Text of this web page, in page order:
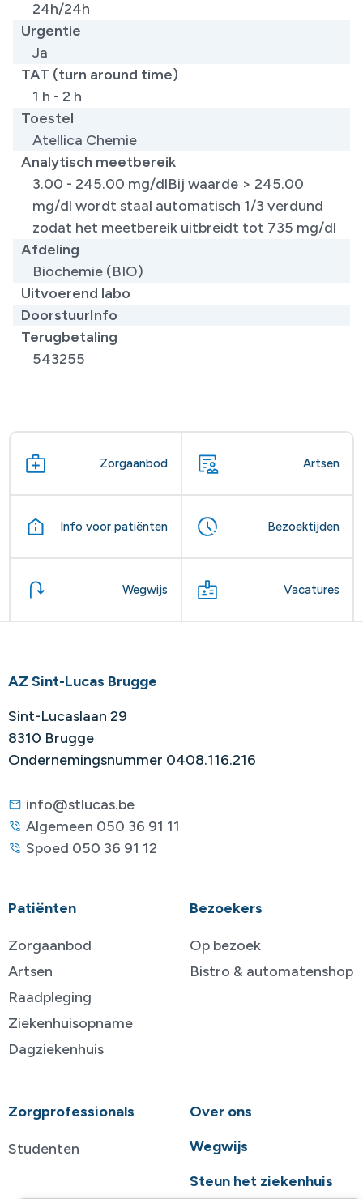
24h/24h
Urgentie
Ja
TAT (turn around time)
1 h - 2 h
Toestel
Atellica Chemie
Analytisch meetbereik
3.00 - 245.00 mg/dlBij waarde > 245.00
mg/dl wordt staal automatisch 1/3 verdund
zodat het meetbereik uitbreidt tot 735 mg/dl
Afdeling
Biochemie (BIO)
Uitvoerend labo
DoorstuurInfo
Terugbetaling
543255
Zorgaanbod Artsen
Info voor patiënten Bezoektijden
Wegwijs Vacatures
AZ Sint-Lucas Brugge
Sint-Lucaslaan 29
8310 Brugge
Ondernemingsnummer 0408.116.216
info@stlucas.be
Algemeen 050 36 91 11
Spoed 050 36 91 12
Patiënten
Zorgaanbod
Artsen
Raadpleging
Ziekenhuisopname
Dagziekenhuis
Bezoekers
Op bezoek
Bistro & automatenshop
Zorgprofessionals
Studenten
Over ons
Wegwijs
Steun het ziekenhuis